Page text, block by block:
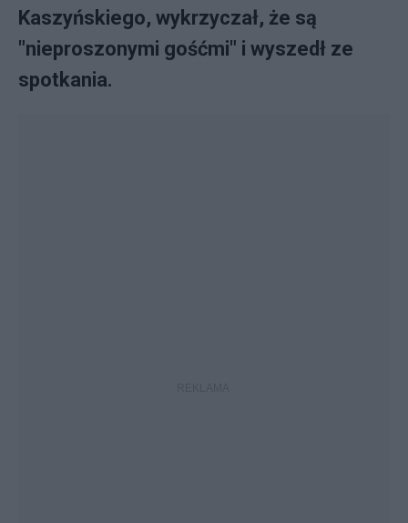
Kaszyńskiego, wykrzyczał, że są
"nieproszonymi gośćmi" i wyszedł ze
spotkania.